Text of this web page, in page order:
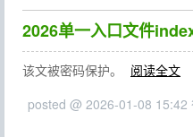
2026单一入口文件
该文被密码保护。
阅读全文
posted @ 2026-01-08 15:42